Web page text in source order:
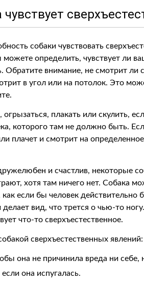
собаки чувствовать
определить, чувствует ли
Обратите внимание, не смотрит ли
в угол или на потолок. Это
плакать или скулить,
которого там не должно быть.
плачет и смотрит на
и счастлив, некоторые
хотя там ничего нет. Собака
как если бы человек действительно
вид, что трется о чью-то
что-то сверхъестественное.
сверхъестественных явлений:
она не причинила вреда ни себе,
она испугалась.